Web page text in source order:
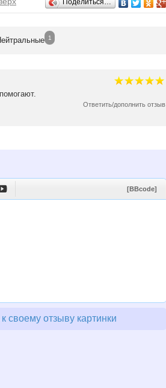
Поделиться…
альные 1
Ответить/дополнить отзыв
[BBcode]
своему отзыву картинки